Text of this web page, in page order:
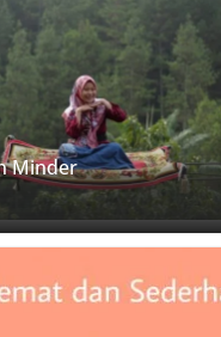
Minder